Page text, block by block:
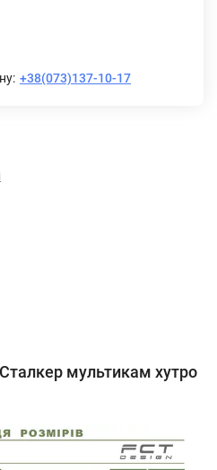
+38(073)137-10-17
мультикам хутро